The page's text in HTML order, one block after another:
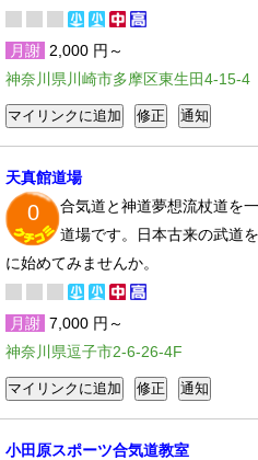
月謝 2,000 円～
神奈川県川崎市多摩区東生田4-15-4
天真館道場
0
合気道と神道夢想流杖道を
道場です。日本古来の武道
に始めてみませんか。
月謝 7,000 円～
神奈川県逗子市2-6-26-4F
小田原スポーツ合気道教室